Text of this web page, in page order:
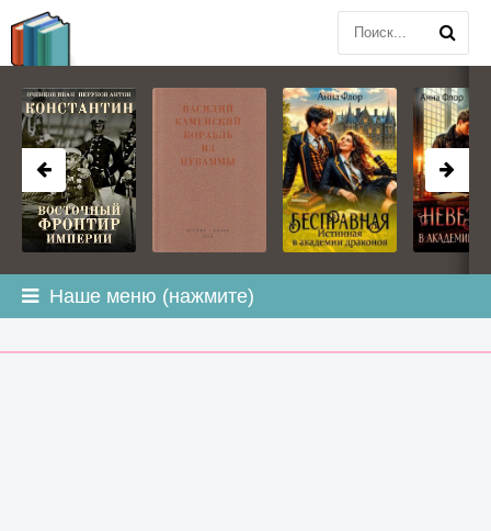
Наше меню (нажмите)
BOOKPLANETA.COM